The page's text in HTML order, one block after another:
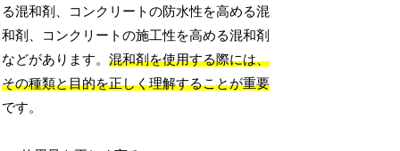
る混和剤、コンクリートの防水性を高める混
和剤、コンクリートの施工性を高める混和剤
などがあります。混和剤を使用する際には、
その種類と目的を正しく理解することが重要
です。